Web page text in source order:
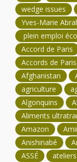
wedge issues
Yves-Marie
plein emploi
Accord de Paris
Accords de
Afghanistan
agriculture
Algonquins
Aliments
Amazon
Anishinabé
ASSÉ